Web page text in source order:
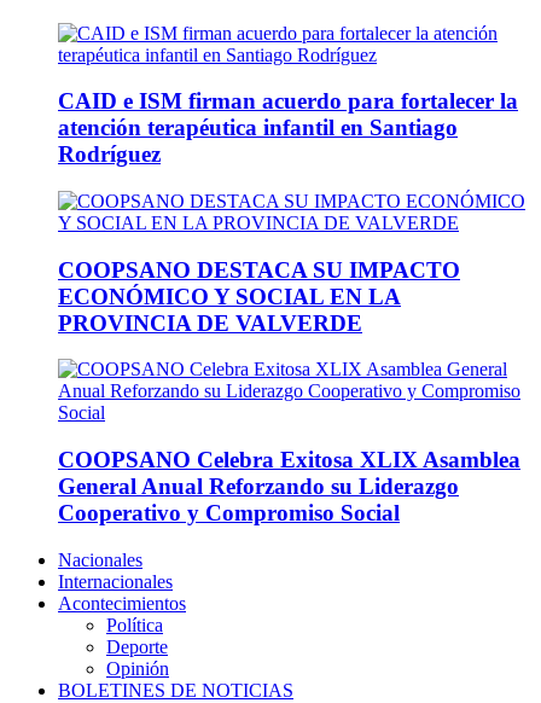
CAID e ISM firman acuerdo para fortalecer la
atención terapéutica infantil en Santiago
Rodríguez
COOPSANO DESTACA SU IMPACTO
ECONÓMICO Y SOCIAL EN LA
PROVINCIA DE VALVERDE
COOPSANO Celebra Exitosa XLIX Asamblea
General Anual Reforzando su Liderazgo
Cooperativo y Compromiso Social
Nacionales
Internacionales
Acontecimientos
Política
Deporte
Opinión
BOLETINES DE NOTICIAS